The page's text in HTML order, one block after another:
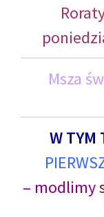
Msza
W TYM
– modlimy